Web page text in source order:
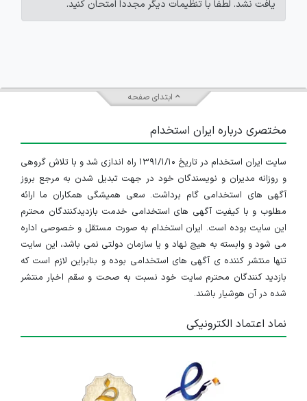
یافت نشد. لطفاً با تنظیمات دیگر مجدداً امتحان کنید.
ابتدای صفحه
مختصری درباره ایران استخدام
سایت ایران استخدام در تاریخ ۱۳۹۱/۱/۱۰ راه اندازی شد و با تلاش گروهی
و روزانه مدیران و نویسندگان خود در جهت تبدیل شدن به مرجع بروز
آگهی های استخدامی گام برداشت. سعی همیشگی همکاران ما ارائه
مطلوب و با کیفیت آگهی های استخدامی خدمت بازدیدکنندگان محترم
این سایت بوده است. ایران استخدام به صورت مستقل و خصوصی اداره
می شود و وابسته به هیچ نهاد و یا سازمان دولتی نمی باشد، این سایت
تنها منتشر کننده ی آگهی های استخدامی بوده و بنابراین لازم است که
بازدید کنندگان محترم سایت خود نسبت به صحت و سقم اخبار منتشر
شده در آن هوشیار باشند.
نماد اعتماد الکترونیکی